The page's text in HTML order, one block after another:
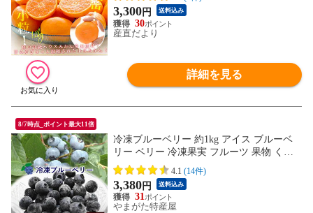
3,300円 送料込み
30
産直だより
詳細を見る
8/7時点_ポイント最大11倍
冷凍ブルーベリー 約1kg アイス ブルーベ
リー ベリー 冷凍果実 フルーツ 果物 くだ
もの 送料無料
4.1 (14件)
3,380円 送料込み
31
やまがた特産屋